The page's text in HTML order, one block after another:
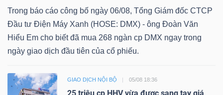
Trong báo cáo công bố ngày 06/08, Tổng Giám đốc CTCP
Đầu tư Điện Máy Xanh (HOSE: DMX) - ông Đoàn Văn
Hiểu Em cho biết đã mua 268 ngàn cp DMX ngay trong
ngày giao dịch đầu tiên của cổ phiếu.
GIAO DỊCH NỘI BỘ 05/08 18:36